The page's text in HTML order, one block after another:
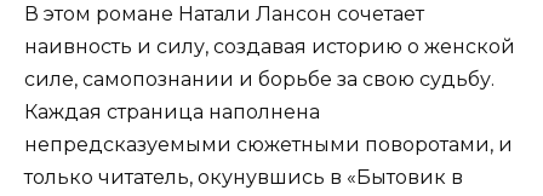
В этом романе Натали Лансон сочетает
наивность и силу, создавая историю о женской
силе, самопознании и борьбе за свою судьбу.
Каждая страница наполнена
непредсказуемыми сюжетными поворотами, и
только читатель, окунувшись в «Бытовик в